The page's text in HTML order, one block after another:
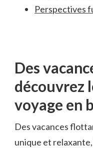
Perspectives
Des
découvrez
voyage en⁤
Des vacances
unique et